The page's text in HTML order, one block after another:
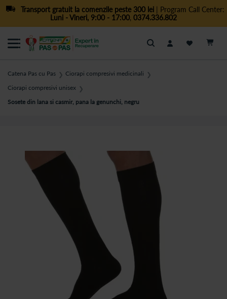
Transport gratuit la comenzile peste 300 lei| Program Call Center:
Luni - Vineri, 9:00 - 17:00, 0374.336.802
Cautare
Catena Pas cu Pas ❯ Ciorapi compresivi medicinali ❯
Ciorapi compresivi unisex ❯
Sosete din lana si casmir, pana la genunchi, negru